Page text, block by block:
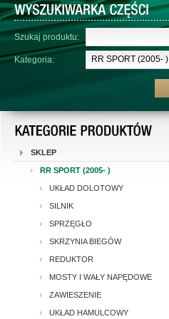
Szukaj produktu:
Kategoria: RR SPORT (2005- )
SKLEP
RR SPORT (2005- )
UKŁAD DOLOTOWY
SILNIK
SPRZĘGŁO
SKRZYNIA BIEGÓW
REDUKTOR
MOSTY I WAŁY NAPĘDOWE
ZAWIESZENIE
UKŁAD HAMULCOWY